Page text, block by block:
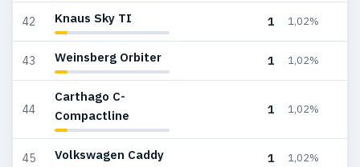
42 Knaus Sky TI 1 1,02%
43 Weinsberg Orbiter 1 1,02%
44
Carthago C-
Compactline
1 1,02%
45 Volkswagen Caddy 1 1,02%